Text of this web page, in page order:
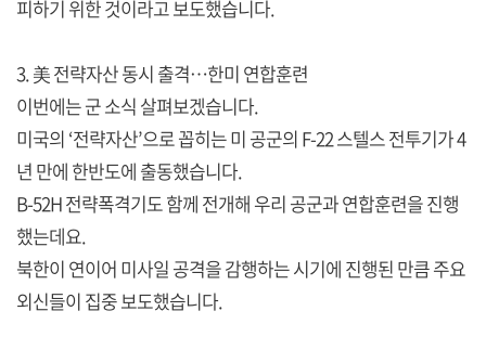
피하기 위한 것이라고 보도했습니다.
3. 美 전략자산 동시 출격…한미 연합훈련
이번에는 군 소식 살펴보겠습니다.
미국의 ‘전략자산’으로 꼽히는 미 공군의 F-22 스텔스 전투기가 4
년 만에 한반도에 출동했습니다.
B-52H 전략폭격기도 함께 전개해 우리 공군과 연합훈련을 진행
했는데요.
북한이 연이어 미사일 공격을 감행하는 시기에 진행된 만큼 주요
외신들이 집중 보도했습니다.